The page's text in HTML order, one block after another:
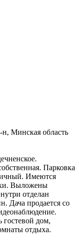
Минская область
Парковка
Имеются
Выложены
отделан
Дача продается со
гостевой дом,
отдыха.